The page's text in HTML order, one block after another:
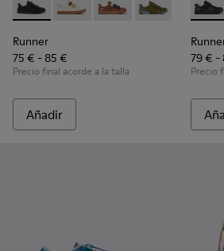
Runner - K800513-004 - Zapatillas
Runner - K800513-015
Runner - K800513-010
Runner -Runner
Runner
75 € - 85 €
Precio final acorde a la talla
Añadir
79 € -
Precio